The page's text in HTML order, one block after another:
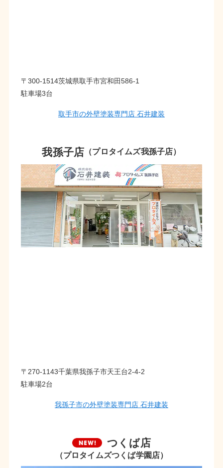
〒300-1514茨城県取手市宮和田586-1
駐車場3台
取手市の外壁塗装専門店 石井建装
我孫子店 （プロタイムズ我孫子店）
〒270-1143千葉県我孫子市天王台2-4-2
駐車場2台
我孫子市の外壁塗装専門店 石井建装
つくば店
（プロタイムズつくば学園店）